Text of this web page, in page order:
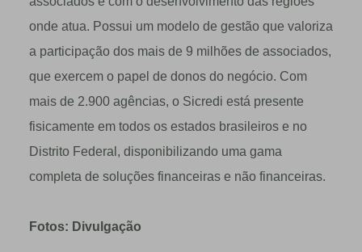
onde atua. Possui um modelo de gestão que valoriza
a participação dos mais de 9 milhões de associados,
que exercem o papel de donos do negócio. Com
mais de 2.900 agências, o Sicredi está presente
fisicamente em todos os estados brasileiros e no
Distrito Federal, disponibilizando uma gama
completa de soluções financeiras e não financeiras.
Fotos: Divulgação